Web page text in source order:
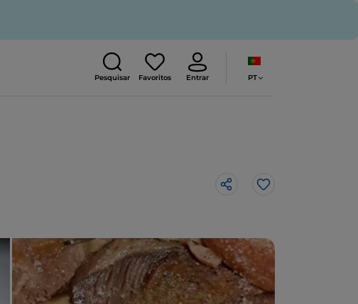
Pesquisar Favoritos Entrar PT
Gosto